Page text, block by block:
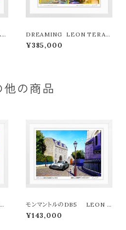
DREAMING LEON TERAS
HIMA版画作品77作限定（オン
ライン限定特典付き作品〉
¥385,000
他の商品
モンマントルのDB5 LEON T
ERASHIMA版画作品180作限
定
¥143,000